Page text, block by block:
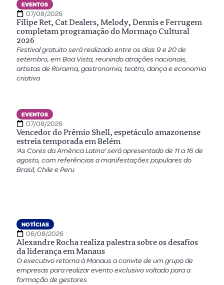
EVENTOS
07/08/2026
Filipe Ret, Cat Dealers, Melody, Dennis e Ferrugem
completam programação do Mormaço Cultural
2026
Festival gratuito será realizado entre os dias 9 e 20 de
setembro, em Boa Vista, reunindo atrações nacionais,
artistas de Roraima, gastronomia, teatro, dança e economia
criativa
EVENTOS
07/08/2026
Vencedor do Prêmio Shell, espetáculo amazonense
estreia temporada em Belém
‘As Cores da América Latina’ será apresentado de 11 a 16 de
agosto, com referências a manifestações populares do
Brasil, Chile e Peru
NOTÍCIAS
06/08/2026
Alexandre Rocha realiza palestra sobre os desafios
da liderança em Manaus
O executivo retorna à Manaus a convite de um grupo de
empresas para realizar evento exclusivo voltado para a
formação de gestores